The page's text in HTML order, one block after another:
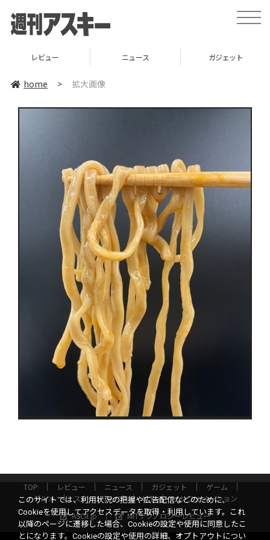
toggle
レビュー ニュース ガジェット
home > 拡大画像
TOP レビュー ニュース ガジェット
ゲーム
グルメ
スタートアップ ICT
インフォメーション
ASCII.jp
MITテクノロジーレビュー
このサイトでは、利用状況の把握や広告配信などのために、
Cookieを使用してアクセスデータを取得・利用しています。これ
以降のページに遷移した場合、Cookieの設定や使用に同意したこ
とになります。Cookieの設定や使用の詳細、オプトアウトについ